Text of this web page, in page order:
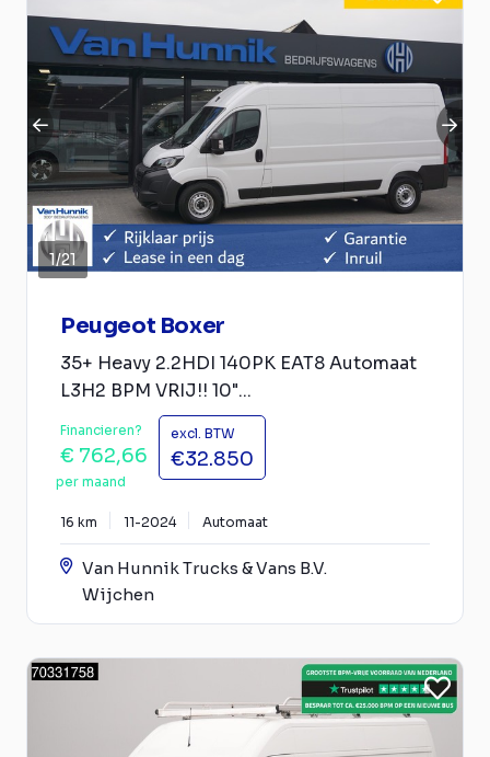
1/21
Peugeot Boxer
35+ Heavy 2.2HDI 140PK EAT8 Automaat
L3H2 BPM VRIJ!! 10"...
Financieren?
€ 762,66
per maand
excl. BTW
€32.850
16 km 11-2024 Automaat
Van Hunnik Trucks & Vans B.V.
Wijchen